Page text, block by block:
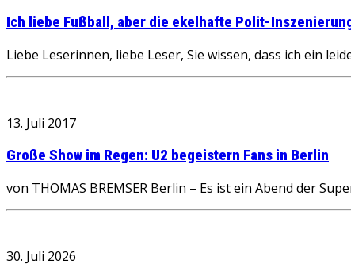
Ich liebe Fußball, aber die ekelhafte Polit-
Liebe Leserinnen, liebe Leser, Sie wissen, dass ich ein
13. Juli 2017
Große Show im Regen: U2 begeistern Fans in Berlin
von THOMAS BREMSER Berlin – Es ist ein Abend der
30. Juli 2026